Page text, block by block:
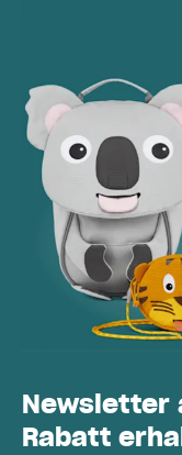
Newsletter
Rabatt